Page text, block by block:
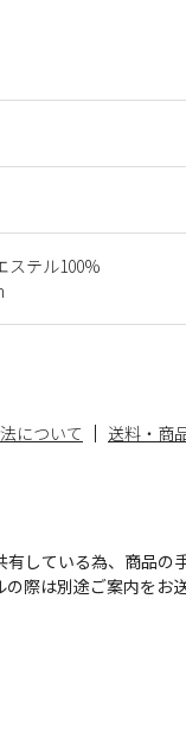
ステル100%
について
送料・商
している為、商品の
際は別途ご案内をお